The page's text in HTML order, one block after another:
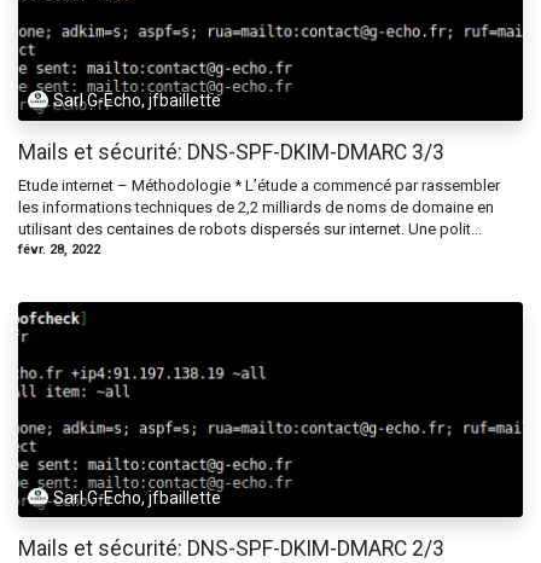
Sarl G-Echo, jfbaillette
Mails et sécurité: DNS-SPF-DKIM-DMARC 3/3
Etude internet – Méthodologie * L’étude a commencé par rassembler
les informations techniques de 2,2 milliards de noms de domaine en
utilisant des centaines de robots dispersés sur internet. Une polit...
févr. 28, 2022
Sarl G-Echo, jfbaillette
Mails et sécurité: DNS-SPF-DKIM-DMARC 2/3